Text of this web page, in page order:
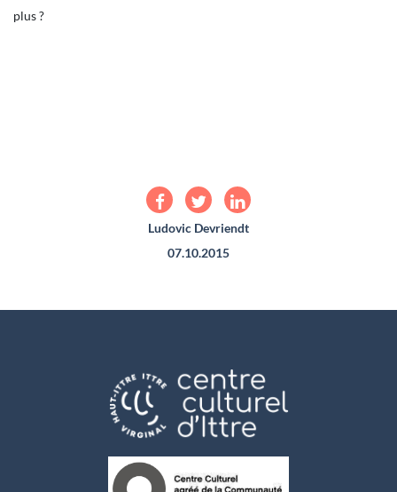
plus ?
Ludovic Devriendt
07.10.2015